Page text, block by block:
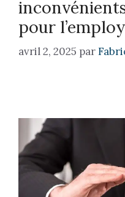
pour
avril 2, 2025 par